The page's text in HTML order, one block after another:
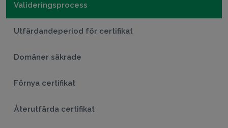
Valideringsprocess
Utfärdandeperiod för certifikat
Domäner säkrade
Förnya certifikat
Återutfärda certifikat